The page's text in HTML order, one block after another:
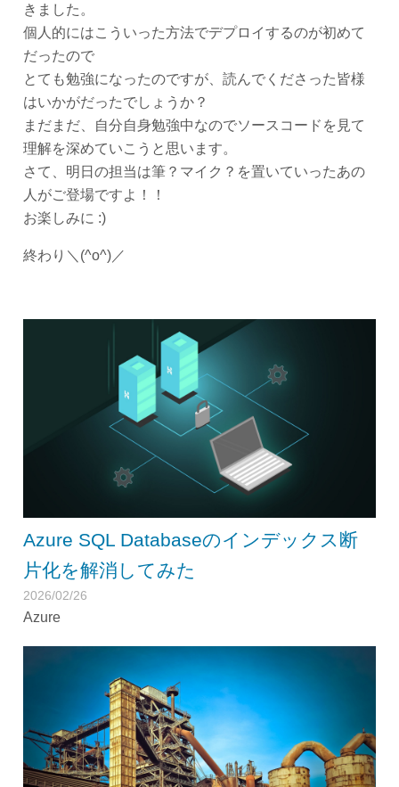
きました。
個人的にはこういった方法でデプロイするのが初めて
だったので
とても勉強になったのですが、読んでくださった皆様
はいかがだったでしょうか？
まだまだ、自分自身勉強中なのでソースコードを見て
理解を深めていこうと思います。
さて、明日の担当は筆？マイク？を置いていったあの
人がご登場ですよ！！
お楽しみに :)
終わり＼(^o^)／
Azure SQL Databaseのインデックス断
片化を解消してみた
2026/02/26
Azure